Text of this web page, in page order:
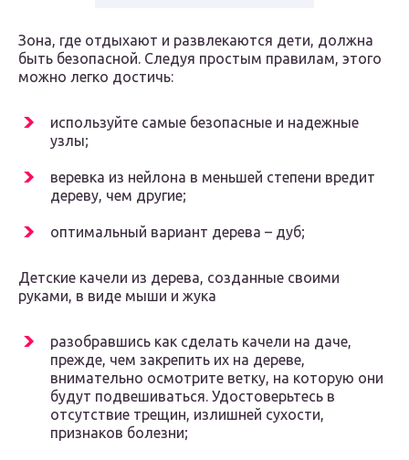
Зона, где отдыхают и развлекаются дети, должна
быть безопасной. Следуя простым правилам, этого
можно легко достичь:
используйте самые безопасные и надежные
узлы;
веревка из нейлона в меньшей степени вредит
дереву, чем другие;
оптимальный вариант дерева – дуб;
Детские качели из дерева, созданные своими
руками, в виде мыши и жука
разобравшись как сделать качели на даче,
прежде, чем закрепить их на дереве,
внимательно осмотрите ветку, на которую они
будут подвешиваться. Удостоверьтесь в
отсутствие трещин, излишней сухости,
признаков болезни;